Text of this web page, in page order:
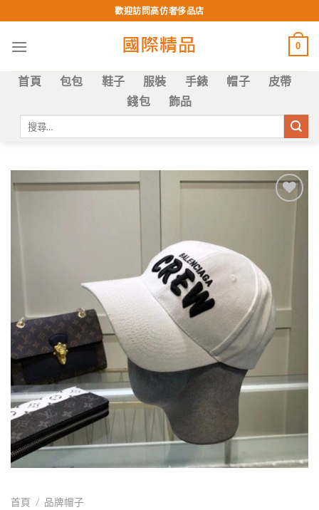
to
content
歡迎訪問高仿奢侈品店
0
首頁 包包 鞋子 服裝 手錶 帽子
皮帶
錢包
飾品
首頁 / 品牌帽子